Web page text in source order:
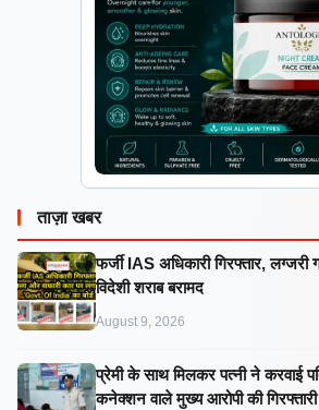
ताज़ा खबर
फर्जी IAS अधिकारी गिरफ्तार, लग्जरी
विदेशी शराब बरामद
August 9, 2026
प्रेमी के साथ मिलकर पत्नी ने करवाई
कनेक्शन वाले मुख्य आरोपी की गिरफ्तारी